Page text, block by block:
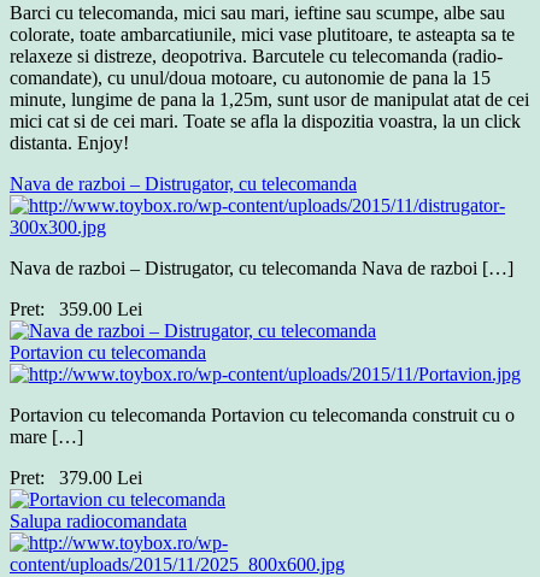
Barci cu telecomanda, mici sau mari, ieftine sau scumpe, albe sau
colorate, toate ambarcatiunile, mici vase plutitoare, te asteapta sa te
relaxeze si distreze, deopotriva. Barcutele cu telecomanda (radio-
comandate), cu unul/doua motoare, cu autonomie de pana la 15
minute, lungime de pana la 1,25m, sunt usor de manipulat atat de cei
mici cat si de cei mari. Toate se afla la dispozitia voastra, la un click
distanta. Enjoy!
Nava de razboi – Distrugator, cu telecomanda
Nava de razboi – Distrugator, cu telecomanda Nava de razboi […]
Pret:
359.00 Lei
Portavion cu telecomanda
Portavion cu telecomanda Portavion cu telecomanda construit cu o
mare […]
Pret:
379.00 Lei
Salupa radiocomandata